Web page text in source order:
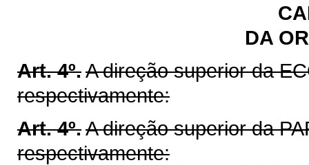
DA
Art. 4º.A direção superior da
respectivamente:
Art. 4º.A direção superior da
respectivamente: